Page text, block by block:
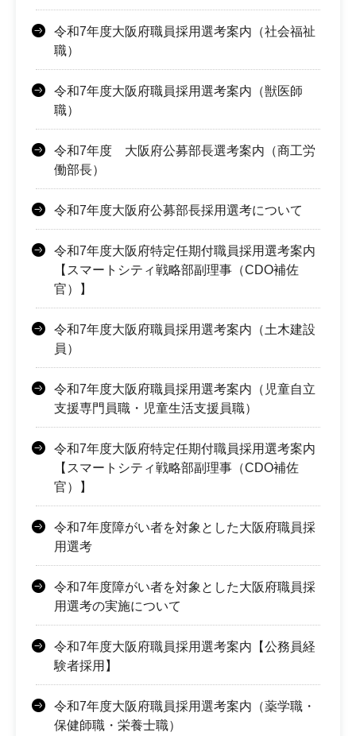
令和7年度大阪府職員採用選考案内（社会福祉
職）
令和7年度大阪府職員採用選考案内（獣医師
職）
令和7年度 大阪府公募部長選考案内（商工労
働部長）
令和7年度大阪府公募部長採用選考について
令和7年度大阪府特定任期付職員採用選考案内
【スマートシティ戦略部副理事（CDO補佐
官）】
令和7年度大阪府職員採用選考案内（土木建設
員）
令和7年度大阪府職員採用選考案内（児童自立
支援専門員職・児童生活支援員職）
令和7年度大阪府特定任期付職員採用選考案内
【スマートシティ戦略部副理事（CDO補佐
官）】
令和7年度障がい者を対象とした大阪府職員採
用選考
令和7年度障がい者を対象とした大阪府職員採
用選考の実施について
令和7年度大阪府職員採用選考案内【公務員経
験者採用】
令和7年度大阪府職員採用選考案内（薬学職・
保健師職・栄養士職）